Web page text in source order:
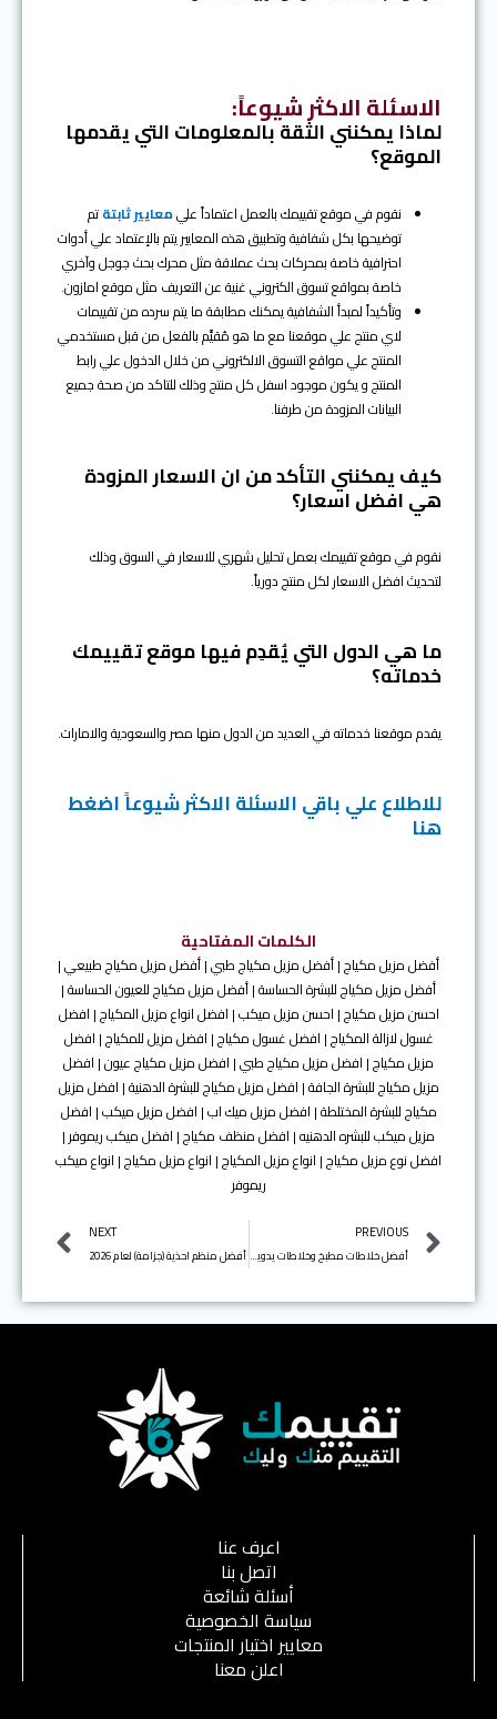
الاسئلة الاكثر شيوعاً:
لماذا يمكنني الثقة بالمعلومات التي يقدمها
الموقع؟
نقوم في موقع تقييمك بالعمل اعتماداً عليمعايير ثابتةتم
توضيحها بكل شفافية وتطبيق هذه المعايير يتم بالإعتماد علي أدوات
احترافية خاصة بمحركات بحث عملاقة مثل محرك بحث جوجل وآخري
خاصة بمواقع تسوق الكتروني غنية عن التعريف مثل موقع امازون.
وتأكيداً لمبدأ الشفافية يمكنك مطابقة ما يتم سرده من تقييمات
لاي منتج علي موقعنا مع ما هو مُقيَّم بالفعل من قبل مستخدمي
المنتج علي مواقع التسوق الالكتروني من خلال الدخول علي رابط
المنتج و يكون موجود اسفل كل منتج وذلك للتاكد من صحة جميع
البيانات المزودة من طرفنا.
كيف يمكنني التأكد من ان الاسعار المزودة
هي افضل اسعار؟
نقوم في موقع تقييمك بعمل تحليل شهري للاسعار في السوق وذلك
لتحديث افضل الاسعار لكل منتج دورياً.
ما هي الدول التي يُقدِم فيها موقع تقييمك
خدماته؟
يقدم موقعنا خدماته في العديد من الدول منها مصر والسعودية والامارات.
للاطلاع علي باقي الاسئلة الاكثر شيوعاً اضغط
هنا
الكلمات المفتاحية
أفضل مزيل مكياج | أفضل مزيل مكياج طبي | أفضل مزيل مكياج طبيعي |
أفضل مزيل مكياج للبشرة الحساسة | أفضل مزيل مكياج للعيون الحساسة |
احسن مزيل مكياج | احسن مزيل ميكب | افضل انواع مزيل المكياج | افضل
غسول لازالة المكياج | افضل غسول مكياج | افضل مزيل للمكياج | افضل
مزيل مكياج | افضل مزيل مكياج طبي | افضل مزيل مكياج عيون | افضل
مزيل مكياج للبشرة الجافة | افضل مزيل مكياج للبشرة الدهنية | افضل مزيل
مكياج للبشرة المختلطة | افضل مزيل ميك اب | افضل مزيل ميكب | افضل
مزيل ميكب للبشره الدهنيه | افضل منظف مكياج | افضل ميكب ريموفر |
افضل نوع مزيل مكياج | انواع مزيل المكياج | انواع مزيل مكياج | انواع ميكب
ريموفر
Prev
PREVIOUS
أفضل خلاطات مطبخ وخلاطات يدوية (هاند بلندر) لعام 2026
NEXT
أفضل منظم احذية (جزامة) لعام 2026
اعرف عنا
اتصل بنا
أسئلة شائعة
سياسة الخصوصية
معايير اختيار المنتجات
اعلن معنا